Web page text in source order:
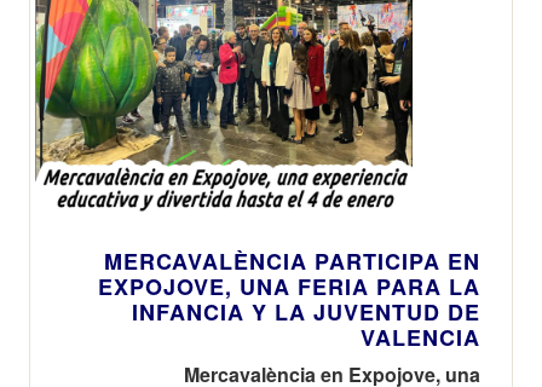
MERCAVALÈNCIA PARTICIPA EN
EXPOJOVE, UNA FERIA PARA LA
INFANCIA Y LA JUVENTUD DE
VALENCIA
Mercavalència en Expojove, una